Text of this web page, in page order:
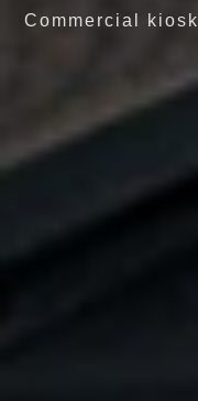
Commercial kiosk